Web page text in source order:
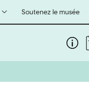
Soutenez le musée